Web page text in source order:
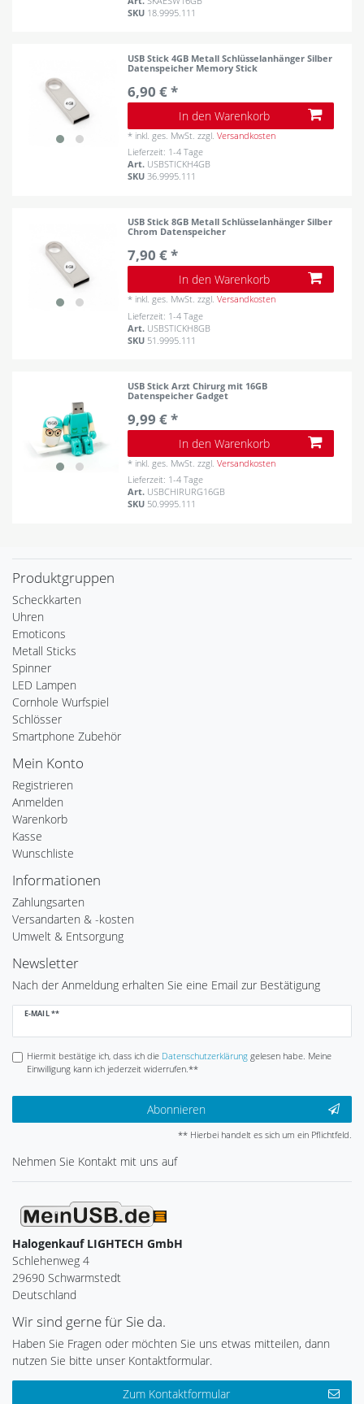
SKU 18.9995.111
USB Stick 4GB Metall Schlüsselanhänger Silber
Datenspeicher Memory Stick
6,90 € *
In den Warenkorb
* inkl. ges. MwSt. zzgl.Versandkosten
Lieferzeit: 1-4 Tage
Art. USBSTICKH4GB
SKU36.9995.111
USB Stick 8GB Metall Schlüsselanhänger Silber
Chrom Datenspeicher
7,90 € *
In den Warenkorb
* inkl. ges. MwSt. zzgl.Versandkosten
Lieferzeit: 1-4 Tage
Art. USBSTICKH8GB
SKU 51.9995.111
USB Stick Arzt Chirurg mit 16GB
Datenspeicher Gadget
9,99 € *
In den Warenkorb
* inkl. ges. MwSt. zzgl.Versandkosten
Lieferzeit: 1-4 Tage
Art. USBCHIRURG16GB
SKU 50.9995.111
Produktgruppen
Scheckkarten
Uhren
Emoticons
Metall Sticks
Spinner
LED Lampen
Cornhole Wurfspiel
Schlösser
Smartphone Zubehör
Mein Konto
Registrieren
Anmelden
Warenkorb
Kasse
Wunschliste
Informationen
Zahlungsarten
Versandarten & -kosten
Umwelt & Entsorgung
Newsletter
Nach der Anmeldung erhalten Sie eine Email zur Bestätigung
E-MAIL **
Newsletter
Hiermit bestätige ich, dass ich die Daten­schutz­erklärunggelesen habe. Meine
Einwilligung kann ich jederzeit widerrufen.**
Abonnieren
** Hierbei handelt es sich um ein Pflichtfeld.
Nehmen Sie Kontakt mit uns auf
Halogenkauf LIGHTECH GmbH
Schlehenweg 4
29690 Schwarmstedt
Deutschland
Wir sind gerne für Sie da.
Haben Sie Fragen oder möchten Sie uns etwas mitteilen, dann
nutzen Sie bitte unser Kontaktformular.
Zum Kontaktformular